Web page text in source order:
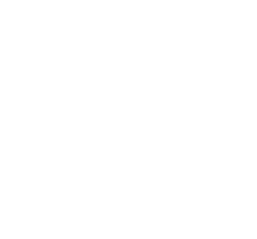
理員設定檔
管理員和行動管理員建立自訂設
」方塊搜尋並選取「
的「
,例如「業務管理員」。請勿在設